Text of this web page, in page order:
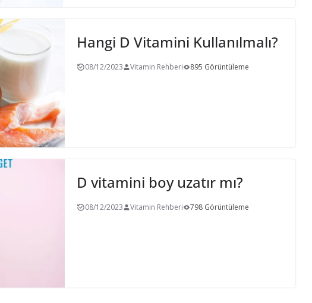
Hangi D Vitamini Kullanılmalı?
08/12/2023 Vitamin Rehberi 895 Görüntüleme
D vitamini boy uzatır mı?
08/12/2023 Vitamin Rehberi 798 Görüntüleme